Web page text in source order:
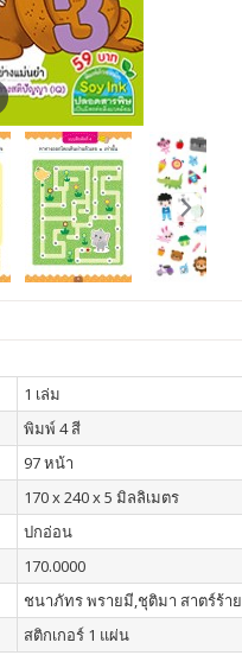
1 เล่ม
พิมพ์ 4 สี
97 หน้า
170 x 240 x 5 มิลลิเมตร
ปกอ่อน
170.0000
ชนาภัทร พรายมี,ชุติมา สาตร์ร้าย
สติกเกอร์ 1 แผ่น